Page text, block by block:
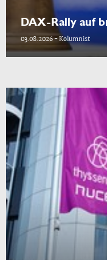
DAX-Rally auf
03.08.2026 - Kolumnist